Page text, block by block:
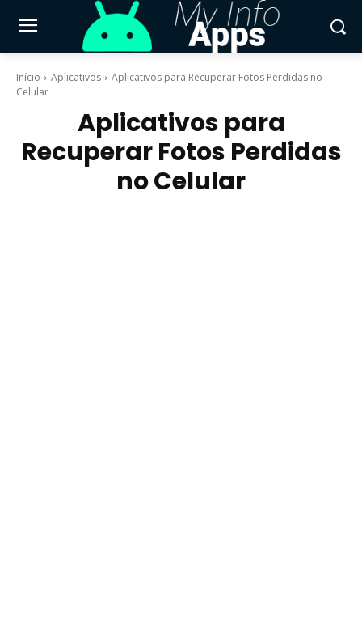
Início Aplicativos
Aplicativos para Recuperar Fotos Perdidas no
Celular
Aplicativos para
Recuperar Fotos Perdidas
no Celular